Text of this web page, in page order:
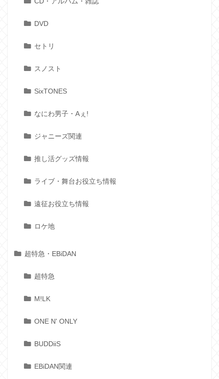
DVD
セトリ
スノスト
SixTONES
なにわ男子・Aぇ!
ジャニーズ関連
推し活グッズ情報
ライブ・舞台お役立ち情報
遠征お役立ち情報
ロケ地
超特急・EBiDAN
超特急
M!LK
ONE N' ONLY
BUDDiiS
EBiDAN関連